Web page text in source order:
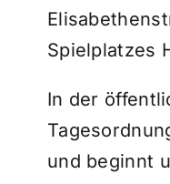
Spielplatzes
In der
und beginnt